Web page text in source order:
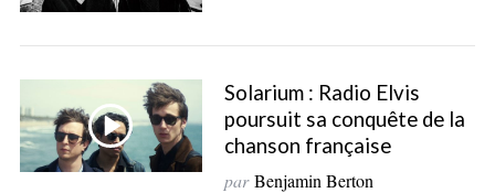
Solarium : Radio Elvis
poursuit sa conquête de la
chanson française
par Benjamin Berton